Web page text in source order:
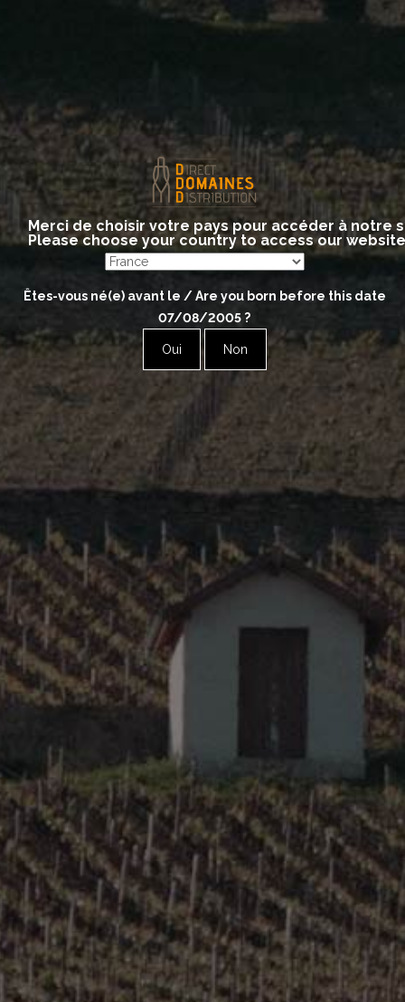
Ladoix Le Clos Royer
Website : http://www.domaine-mallard.com/
Burgundy – Côte Chalonnaise
Merci de choisir votre pays pour accéder à notre
Please choose your country to access our website
Êtes-vous né(e) avant le / Are you born before this date
07/08/2005 ?
Oui Non